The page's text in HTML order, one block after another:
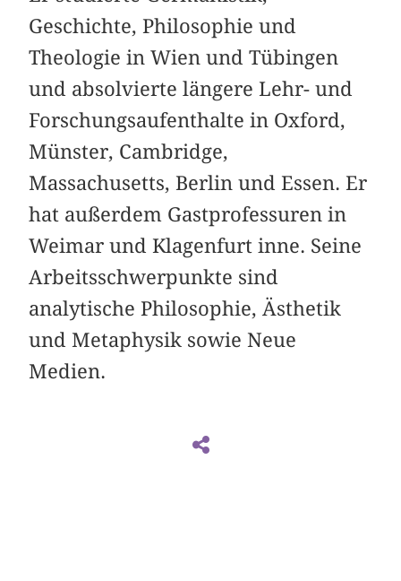
Geschichte, Philosophie und
Theologie in Wien und Tübingen
und absolvierte längere Lehr- und
Forschungsaufenthalte in Oxford,
Münster, Cambridge,
Massachusetts, Berlin und Essen. Er
hat außerdem Gastprofessuren in
Weimar und Klagenfurt inne. Seine
Arbeitsschwerpunkte sind
analytische Philosophie, Ästhetik
und Metaphysik sowie Neue
Medien.